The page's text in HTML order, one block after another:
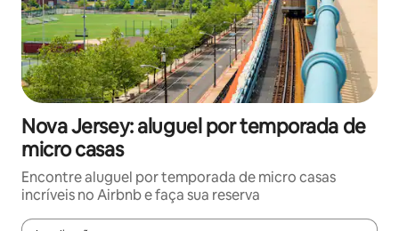
Nova Jersey: aluguel por temporada de
micro casas
Encontre aluguel por temporada de micro casas
incríveis no Airbnb e faça sua reserva